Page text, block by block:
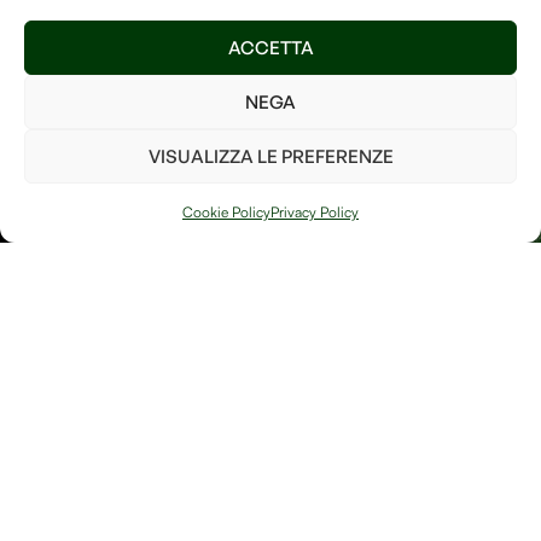
ACCETTA
NEGA
VISUALIZZA LE PREFERENZE
Cookie PolicyPrivacy Policy
mantenerlo ricco di alberi
così da poter fare la nostra
parte per il bene del pianeta!
PIANTA UN